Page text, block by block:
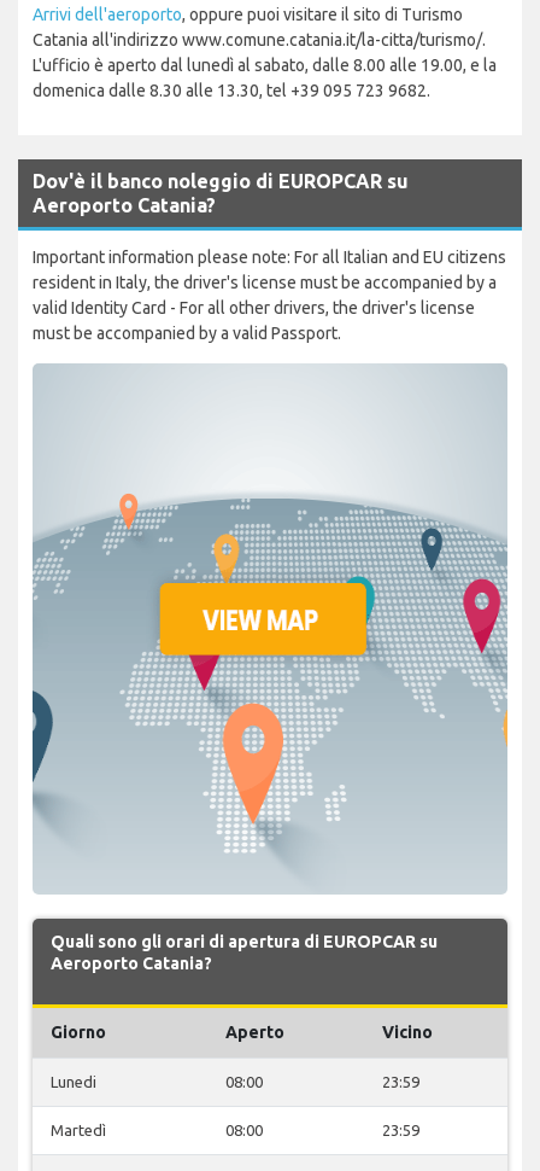
Arrivi dell'aeroporto, oppure puoi visitare il sito di Turismo
Catania all'indirizzo www.comune.catania.it/la-citta/turismo/.
L'ufficio è aperto dal lunedì al sabato, dalle 8.00 alle 19.00, e la
domenica dalle 8.30 alle 13.30, tel +39 095 723 9682.
Dov'è il banco noleggio di EUROPCAR su
Aeroporto Catania?
Important information please note: For all Italian and EU citizens
resident in Italy, the driver's license must be accompanied by a
valid Identity Card - For all other drivers, the driver's license
must be accompanied by a valid Passport.
Quali sono gli orari di apertura di EUROPCAR su
Aeroporto Catania?
Giorno Aperto Vicino
Lunedi 08:00 23:59
Martedì 08:00 23:59